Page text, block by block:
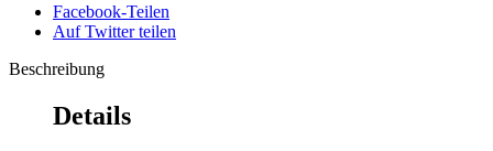
Facebook-Teilen
Auf Twitter teilen
Beschreibung
Details